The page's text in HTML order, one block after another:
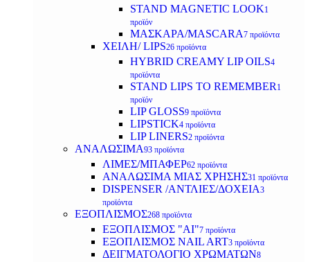
STAND MAGNETIC LOOK1
προϊόν
ΜΑΣΚΑΡΑ/MASCARA7 προϊόντα
ΧΕΙΛΗ/ LIPS26 προϊόντα
HYBRID CREAMY LIP OILS4
προϊόντα
STAND LIPS TO REMEMBER 1
προϊόν
LIP GLOSS9 προϊόντα
LIPSTICK4 προϊόντα
LIP LINERS2 προϊόντα
ΑΝΑΛΩΣΙΜΑ93 προϊόντα
ΛΙΜΕΣ/ΜΠΑΦΕΡ62 προϊόντα
ΑΝΑΛΩΣΙΜΑ ΜΙΑΣ ΧΡΗΣΗΣ31 προϊόντα
DISPENSER /ΑΝΤΛΙΕΣ/ΔΟΧΕΙΑ3
προϊόντα
ΕΞΟΠΛΙΣΜΟΣ268 προϊόντα
ΕΞΟΠΛΙΣΜΟΣ "AI"7 προϊόντα
ΕΞΟΠΛΙΣΜΟΣ NAIL ART3 προϊόντα
ΔΕΙΓΜΑΤΟΛΟΓΙΟ ΧΡΩΜΑΤΩΝ8